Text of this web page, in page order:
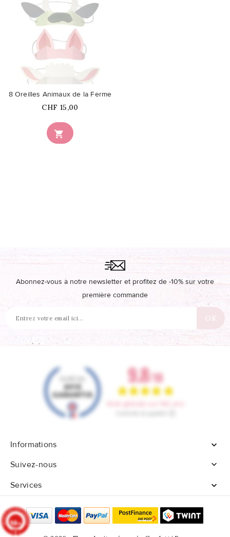

8 Oreilles Animaux de la Ferme
Prix
CHF 15,00
Abonnez-vous à notre newsletter et profitez de -10% sur votre
première commande
Informations

Suivez-nous

Services

9.8/10
902 avis